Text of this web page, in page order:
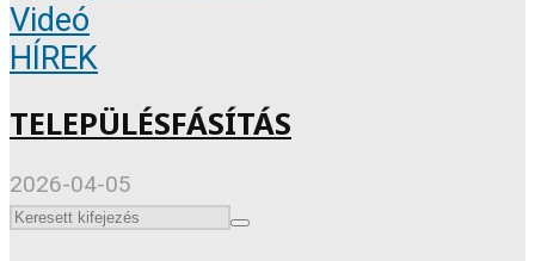
Videó
HÍREK
TELEPÜLÉSFÁSÍTÁS
2026-04-05